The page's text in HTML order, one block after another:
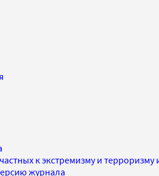
к экстремизму и
журнала